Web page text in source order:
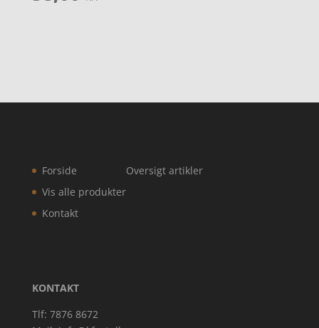
Forside
Vis alle produkter
Kontakt
Oversigt artikler
KONTAKT
Tlf: 7876 8672